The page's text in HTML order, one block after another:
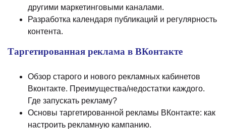
другими маркетинговыми каналами.
Разработка календаря публикаций и регулярность
контента.
Таргетированная реклама в ВКонтакте
Обзор старого и нового рекламных кабинетов
Вконтакте. Преимущества/недостатки каждого.
Где запускать рекламу?
Основы таргетированной рекламы ВКонтакте: как
настроить рекламную кампанию.